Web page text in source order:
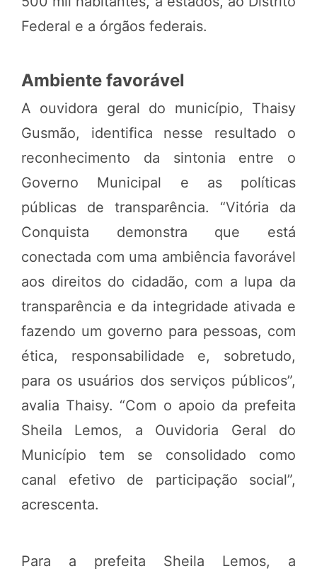
Federal e a órgãos federais.
Ambiente favorável
A ouvidora geral do município, Thaisy
Gusmão, identifica nesse resultado o
reconhecimento da sintonia entre o
Governo Municipal e as políticas
públicas de transparência. “Vitória da
Conquista demonstra que está
conectada com uma ambiência favorável
aos direitos do cidadão, com a lupa da
transparência e da integridade ativada e
fazendo um governo para pessoas, com
ética, responsabilidade e, sobretudo,
para os usuários dos serviços públicos”,
avalia Thaisy. “Com o apoio da prefeita
Sheila Lemos, a Ouvidoria Geral do
Município tem se consolidado como
canal efetivo de participação social”,
acrescenta.
Para a prefeita Sheila Lemos, a